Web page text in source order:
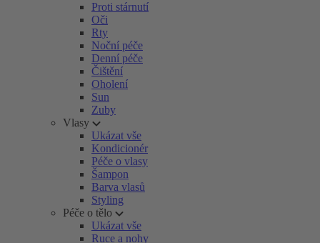
Proti stárnutí
Oči
Rty
Noční péče
Denní péče
Čištění
Oholení
Sun
Zuby
Vlasy
Ukázat vše
Kondicionér
Péče o vlasy
Šampon
Barva vlasů
Styling
Péče o tělo
Ukázat vše
Ruce a nohy